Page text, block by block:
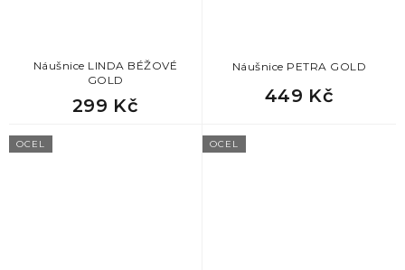
Náušnice LINDA BÉŽOVÉ
GOLD
299 Kč
Náušnice PETRA GOLD
449 Kč
OCEL OCEL